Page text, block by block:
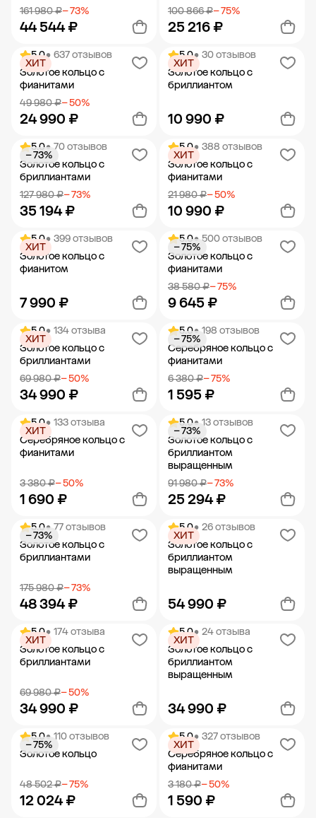
161 980 ₽− 73%
44 544 ₽
Добавить в корзину
100 866 ₽− 75%
25 216 ₽
Добавить в корзину
5.0• 637 отзывов
Золотое кольцо с
фианитами
49 980 ₽− 50%
24 990 ₽
ХИТ
Добавить в корзину
5.0• 30 отзывов
Золотое кольцо с
бриллиантом
10 990 ₽
ХИТ
Добавить в корзину
5.0• 70 отзывов
Золотое кольцо с
бриллиантами
127 980 ₽− 73%
35 194 ₽
− 73%
Добавить в корзину
5.0• 388 отзывов
Золотое кольцо с
фианитами
21 980 ₽− 50%
10 990 ₽
ХИТ
Добавить в корзину
5.0• 399 отзывов
Золотое кольцо с
фианитом
7 990 ₽
ХИТ
Добавить в корзину
5.0• 500 отзывов
Золотое кольцо с
фианитами
38 580 ₽− 75%
9 645 ₽
− 75%
Добавить в корзину
5.0• 134 отзыва
Золотое кольцо с
бриллиантами
69 980 ₽− 50%
34 990 ₽
ХИТ
Добавить в корзину
5.0• 198 отзывов
Серебряное кольцо с
фианитами
6 380 ₽− 75%
1 595 ₽
− 75%
Добавить в корзину
5.0• 133 отзыва
Серебряное кольцо с
фианитами
3 380 ₽− 50%
1 690 ₽
ХИТ
Добавить в корзину
5.0• 13 отзывов
Золотое кольцо с
бриллиантом
выращенным
91 980 ₽− 73%
25 294 ₽
− 73%
Добавить в корзину
5.0• 77 отзывов
Золотое кольцо с
бриллиантами
175 980 ₽− 73%
48 394 ₽
− 73%
Добавить в корзину
5.0• 26 отзывов
Золотое кольцо с
бриллиантом
выращенным
54 990 ₽
ХИТ
Добавить в корзину
5.0• 174 отзыва
Золотое кольцо с
бриллиантами
69 980 ₽− 50%
34 990 ₽
ХИТ
Добавить в корзину
5.0• 24 отзыва
Золотое кольцо с
бриллиантом
выращенным
34 990 ₽
ХИТ
Добавить в корзину
5.0• 110 отзывов
Золотое кольцо
48 502 ₽− 75%
12 024 ₽
− 75%
5.0• 327 отзывов
Серебряное кольцо с
фианитами
3 180 ₽− 50%
1 590 ₽
ХИТ